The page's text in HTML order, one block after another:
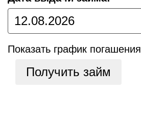
Показать график погашения
Получить займ